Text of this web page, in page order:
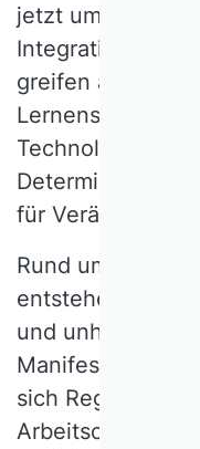
jetzt umfänglich
Integration von
greifen auf
Lernens von vor
Technologien
Determinismus,
für Veränderung.
Rund um
entstehen
und
Manifesten
sich Regelungen
Arbeitsort als